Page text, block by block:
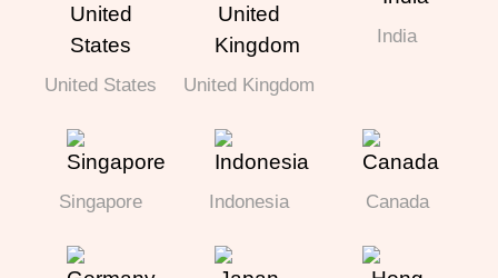
United States United Kingdom
India
Singapore Indonesia Canada